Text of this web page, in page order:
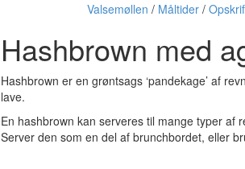
Valsemøllen / Måltider /
Hashbrown med
Hashbrown er en grøntsags ‘pandekage’ af
lave.
En hashbrown kan serveres til mange typer af
Server den som en del af brunchbordet, eller